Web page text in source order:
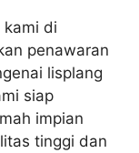
kami di
penawaran
lisplang
siap
impian
tinggi dan